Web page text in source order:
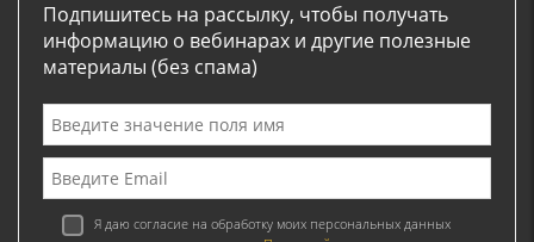
Подпишитесь на рассылку, чтобы получать
информацию о вебинарах и другие полезные
материалы (без спама)
Я даю согласие на обработку моих персональных данных